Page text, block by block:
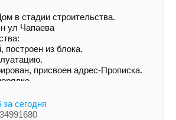
в стадии строительства.
ул Чапаева
из блока.
присвоен адрес-Прописка.
сегодня